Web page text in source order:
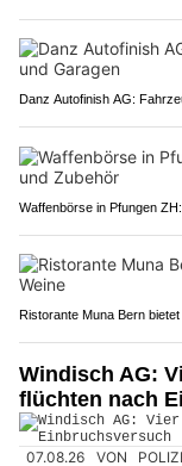
Danz Autofinish AG:
Waffenbörse in Pfungen
Ristorante Muna Bern
Windisch AG:
flüchten nach
07.08.26 VON